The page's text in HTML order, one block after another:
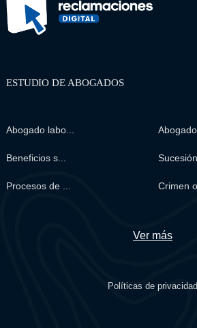
ESTUDIO DE ABOGADOS
Abogado labo... Abogado
Beneficios s... Sucesión
Procesos de ... Crimen
Ver más
Políticas de privacidad